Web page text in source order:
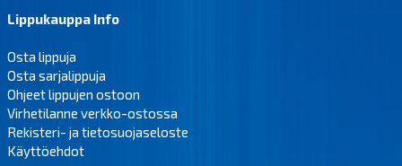
Lippukauppa Info
Osta lippuja
Osta sarjalippuja
Ohjeet lippujen ostoon
Virhetilanne verkko-ostossa
Rekisteri- ja tietosuojaseloste
Käyttöehdot